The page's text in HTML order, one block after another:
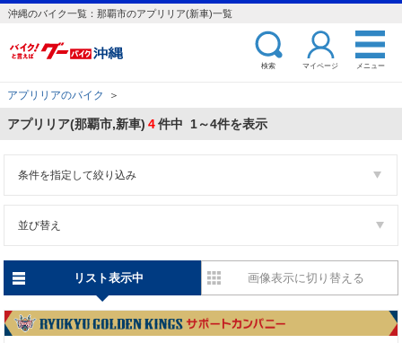
沖縄のバイク一覧：那覇市のアプリリア(新車)一覧
検索 マイページ メニュー
アプリリアのバイク ＞
アプリリア(那覇市,新車) 4件中 1～4件を表示
条件を指定して絞り込み
並び替え
リスト表示中 画像表示に切り替える